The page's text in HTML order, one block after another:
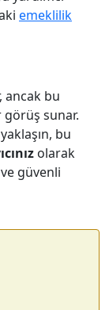
emeklilik
ancak bu
görüş sunar.
bu
olarak
güvenli